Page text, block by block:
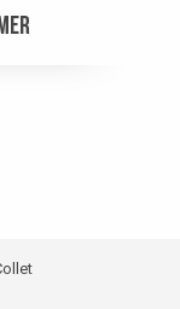
HIVER :
D’ACCUEIL